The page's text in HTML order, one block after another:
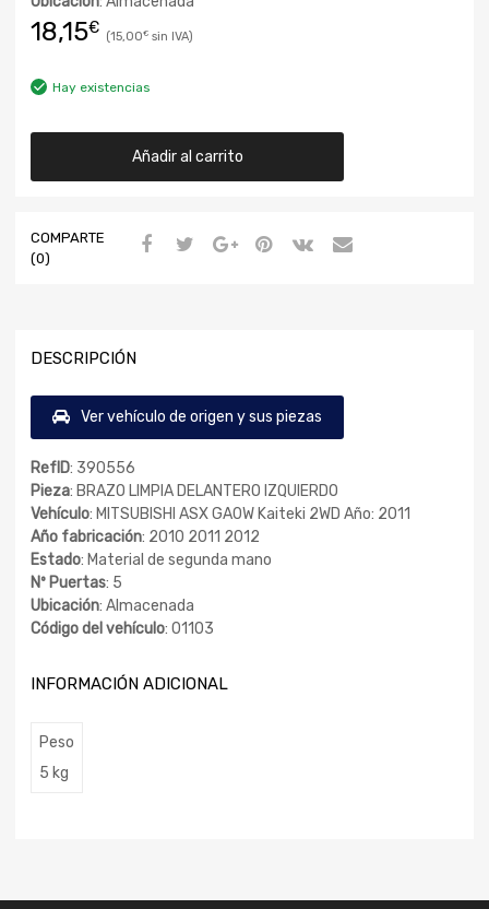
18,15€ 15,00€
Hay existencias
Añadir al carrito
COMPARTE
(0)
DESCRIPCIÓN
Ver vehículo de origen y sus piezas
RefID: 390556
Pieza: BRAZO LIMPIA DELANTERO IZQUIERDO
Vehículo: MITSUBISHI ASX GA0W Kaiteki 2WD Año: 2011
Año fabricación: 2010 2011 2012
Estado: Material de segunda mano
Nº Puertas: 5
Ubicación: Almacenada
Código del vehículo: 01103
INFORMACIÓN ADICIONAL
Peso
5 kg